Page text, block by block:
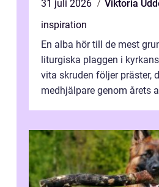
31 juli 2026
Viktoria
inspiration
En alba hör till de mest
liturgiska plaggen i
vita skruden följer präster,
medhjälpare genom årets